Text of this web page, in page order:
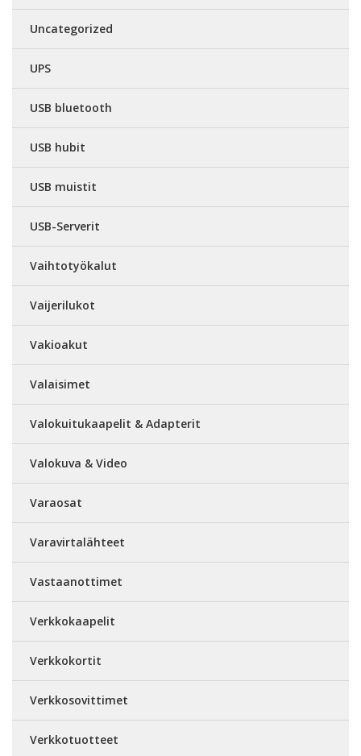
Uncategorized
UPS
USB bluetooth
USB hubit
USB muistit
USB-Serverit
Vaihtotyökalut
Vaijerilukot
Vakioakut
Valaisimet
Valokuitukaapelit & Adapterit
Valokuva & Video
Varaosat
Varavirtalähteet
Vastaanottimet
Verkkokaapelit
Verkkokortit
Verkkosovittimet
Verkkotuotteet